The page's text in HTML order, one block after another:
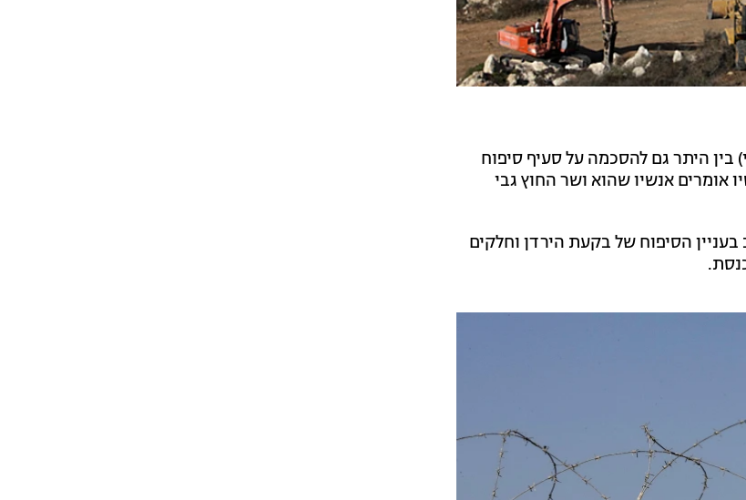
בין היתר גם להסכמה על סעיף סיפוח
אומרים אנשיו שהוא ושר החוץ גבי
בעניין הסיפוח של בקעת הירדן וחלקים